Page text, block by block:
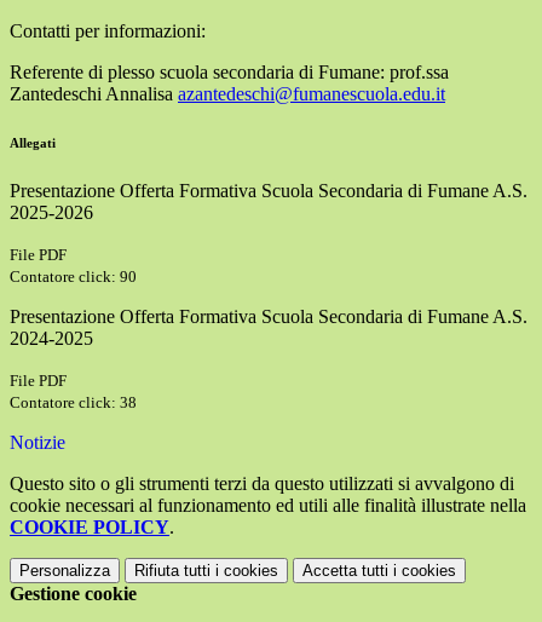
Contatti per informazioni:
Referente di plesso scuola secondaria di Fumane: prof.ssa
Zantedeschi Annalisa azantedeschi@fumanescuola.edu.it
Allegati
Presentazione Offerta Formativa Scuola Secondaria di Fumane A.S.
2025-2026
File PDF
Contatore click: 90
Presentazione Offerta Formativa Scuola Secondaria di Fumane A.S.
2024-2025
File PDF
Contatore click: 38
Notizie
Questo sito o gli strumenti terzi da questo utilizzati si avvalgono di
cookie necessari al funzionamento ed utili alle finalità illustrate nella
COOKIE POLICY.
Personalizza Rifiuta tutti i cookies Accetta tutti i cookies
Gestione cookie